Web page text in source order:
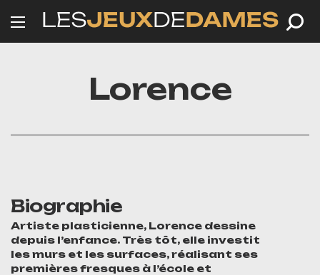
Lorence
Biographie
Artiste plasticienne, Lorence dessine
depuis l’enfance. Très tôt, elle investit
les murs et les surfaces, réalisant ses
premières fresques à l’école et